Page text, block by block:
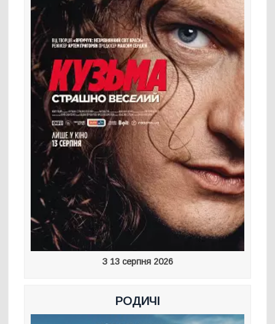
З 13 серпня 2026
РОДИЧІ